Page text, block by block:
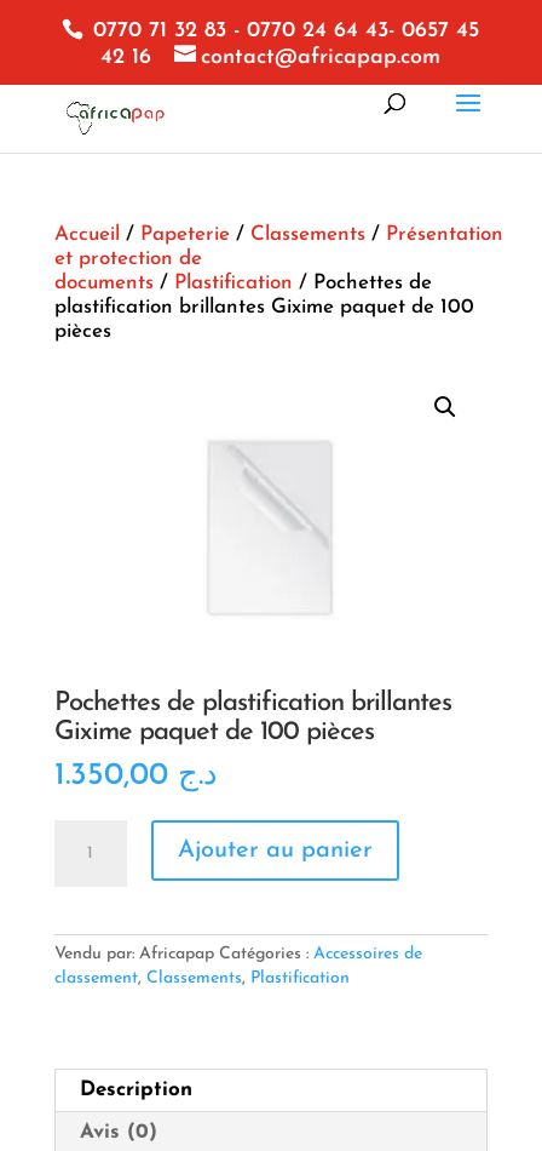
0770 71 32 83 - 0770 24 64 43- 0657 45
42 16
contact@africapap.com
Accueil / Papeterie/ Classements/ Présentation
et protection de
documents/ Plastification / Pochettes de
plastification brillantes Gixime paquet de 100
pièces
Pochettes de plastification brillantes
Gixime paquet de 100 pièces
د.ج 1.350,00
brillantes
Gixime
pièces
Ajouter au panier
Vendu par: Africapap Catégories : Accessoires de
classement, Classements, Plastification
Description
Avis (0)